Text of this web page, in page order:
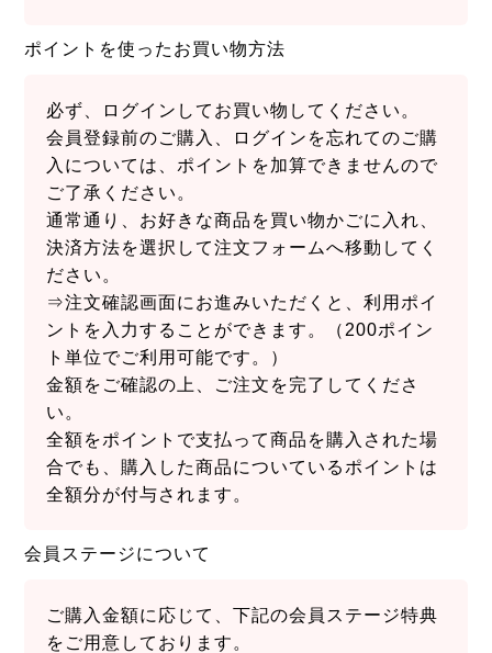
ポイントを使ったお買い物方法
必ず、ログインしてお買い物してください。
会員登録前のご購入、ログインを忘れてのご購
入については、ポイントを加算できませんので
ご了承ください。
通常通り、お好きな商品を買い物かごに入れ、
決済方法を選択して注文フォームへ移動してく
ださい。
⇒注文確認画面にお進みいただくと、利用ポイ
ントを入力することができます。（200ポイン
ト単位でご利用可能です。）
金額をご確認の上、ご注文を完了してくださ
い。
全額をポイントで支払って商品を購入された場
合でも、購入した商品についているポイントは
全額分が付与されます。
会員ステージについて
ご購入金額に応じて、下記の会員ステージ特典
をご用意しております。